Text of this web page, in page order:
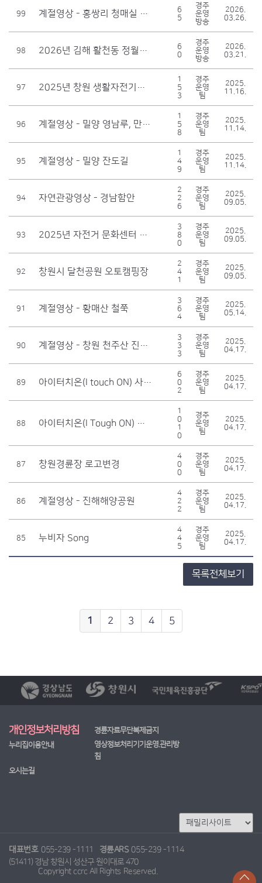
99 계절영상 - 홍쌍리 청매실 농원 (매화)
6
5
경주
운영
방송
2026.
03.26.
98 2026년 김해 활천동 정월대보름 축제 (달집태우기)
6
0
경주
운영
방송
2026.
03.21.
97 2025년 창원 생활자전기타기 대행진
1
5
3
경주
운영
팀
2025.
11.16.
96 계절영상 - 밀양 영남루, 만어사, 삼랑진
1
5
8
경주
운영
팀
2025.
11.14.
95 계절영상 - 밀양 잔도길
1
4
9
경주
운영
팀
2025.
11.14.
94 자연관광영상 - 경남함안
2
2
6
경주
운영
팀
2025.
09.05.
93 2025년 자전거 문화센터 초보자 강습
3
8
0
경주
운영
팀
2025.
09.05.
92 창원시 달천공원 오토캠핑장
2
4
1
경주
운영
팀
2025.
09.05.
91 계절영상 - 황매산 철쭉
3
6
4
경주
운영
팀
2025.
05.14.
90 계절영상 - 창원 천주산 진달래
3
3
3
경주
운영
팀
2025.
04.17.
89 아이터치온(I touch ON) 사용법 안내 (세로형)
6
0
2
경주
운영
팀
2025.
04.17.
88 아이터치온(I Tough ON) 사용법 안내
1
0
1
0
경주
운영
팀
2025.
04.17.
87 창원경륜장 로고변경
4
0
0
경주
운영
팀
2025.
04.17.
86 계절영상 - 진해해양공원
4
2
2
경주
운영
팀
2025.
04.17.
85 누비자 Song
4
4
5
경주
운영
팀
2025.
04.17.
목록전체보기
1 2 3 4 5
개인정보처리방침
경륜자료무단복제금지
누리집이용안내
영상정보처리기기운영.관리방
침
오시는길
대표번호 055-239 -1111 경륜ARS 055-239 -1114
(51411) 경남 창원시 성산구 원이대로 470
Copyright ccrc All Rights Reserved.